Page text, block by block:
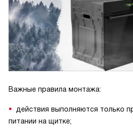
Важные правила монтажа:
действия выполняются только
питании на щитке;